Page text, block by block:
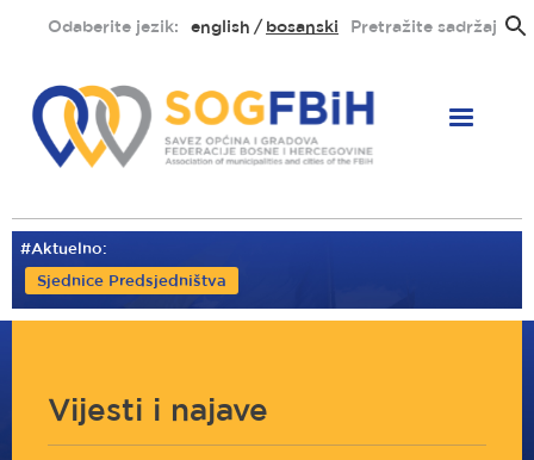
sadržaj
Odaberite jezik: english bosanski Pretražite sadržaj
#Aktuelno:
Sjednice Predsjedništva
Vijesti i najave